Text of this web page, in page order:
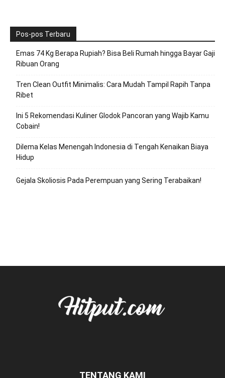
Pos-pos Terbaru
Emas 74 Kg Berapa Rupiah? Bisa Beli Rumah hingga Bayar Gaji
Ribuan Orang
Tren Clean Outfit Minimalis: Cara Mudah Tampil Rapih Tanpa
Ribet
Ini 5 Rekomendasi Kuliner Glodok Pancoran yang Wajib Kamu
Cobain!
Dilema Kelas Menengah Indonesia di Tengah Kenaikan Biaya
Hidup
Gejala Skoliosis Pada Perempuan yang Sering Terabaikan!
TENTANG KAMI